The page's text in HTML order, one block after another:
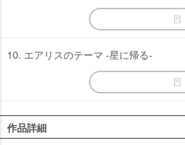
10. エアリスのテーマ -星に帰る-
作品詳細